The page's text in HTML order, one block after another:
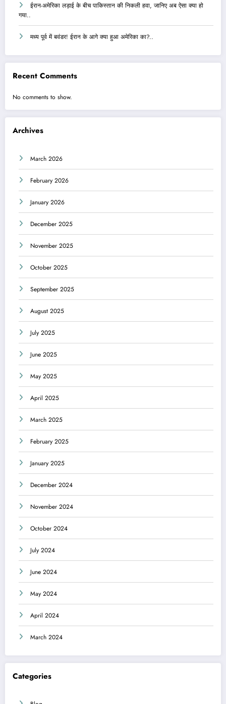
ईरान-अमेरिका लड़ाई के बीच पाकिस्तान की निकली हवा, जानिए अब ऐसा क्या हो
गया..
मध्य पूर्व में बवंडर! ईरान के आगे क्या हुआ अमेरिका का?..
Recent Comments
No comments to show.
Archives
March 2026
February 2026
January 2026
December 2025
November 2025
October 2025
September 2025
August 2025
July 2025
June 2025
May 2025
April 2025
March 2025
February 2025
January 2025
December 2024
November 2024
October 2024
July 2024
June 2024
May 2024
April 2024
March 2024
Categories